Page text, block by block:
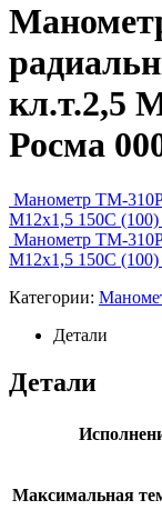
кл.т.2,5
Росма
Манометр ТМ-
М12х1,5 150C (100)
Манометр ТМ-
М12х1,5 150C (100)
Категории:
Детали
Детали
Максимальная